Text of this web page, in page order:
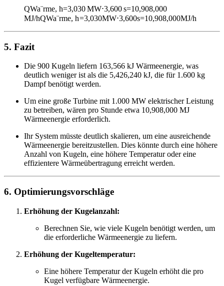
QWa¨rme, h=3,030 MW⋅3,600 s=10,908,000
MJ/hQWa¨rme, h=3,030MW⋅3,600s=10,908,000MJ/h
5. Fazit
Die 900 Kugeln liefern 163,566 kJ Wärmeenergie, was
deutlich weniger ist als die 5,426,240 kJ, die für 1.600 kg
Dampf benötigt werden.
Um eine große Turbine mit 1.000 MW elektrischer Leistung
zu betreiben, wären pro Stunde etwa 10,908,000 MJ
Wärmeenergie erforderlich.
Ihr System müsste deutlich skalieren, um eine ausreichende
Wärmeenergie bereitzustellen. Dies könnte durch eine höhere
Anzahl von Kugeln, eine höhere Temperatur oder eine
effizientere Wärmeübertragung erreicht werden.
6. Optimierungsvorschläge
Erhöhung der Kugelanzahl:
Berechnen Sie, wie viele Kugeln benötigt werden, um
die erforderliche Wärmeenergie zu liefern.
Erhöhung der Kugeltemperatur:
Eine höhere Temperatur der Kugeln erhöht die pro
Kugel verfügbare Wärmeenergie.